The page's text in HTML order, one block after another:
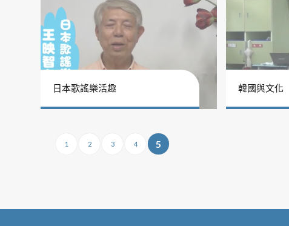
日本歌謠樂活趣 韓國與文化
1 2 3 4 5